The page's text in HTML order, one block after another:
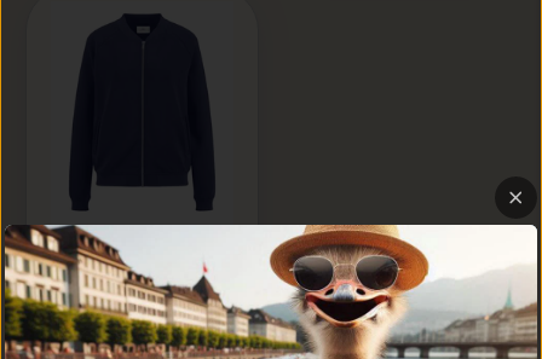
Fynch & Hatton
Sweat Bomber Soft
Blue Purple ,
Violett-Blau